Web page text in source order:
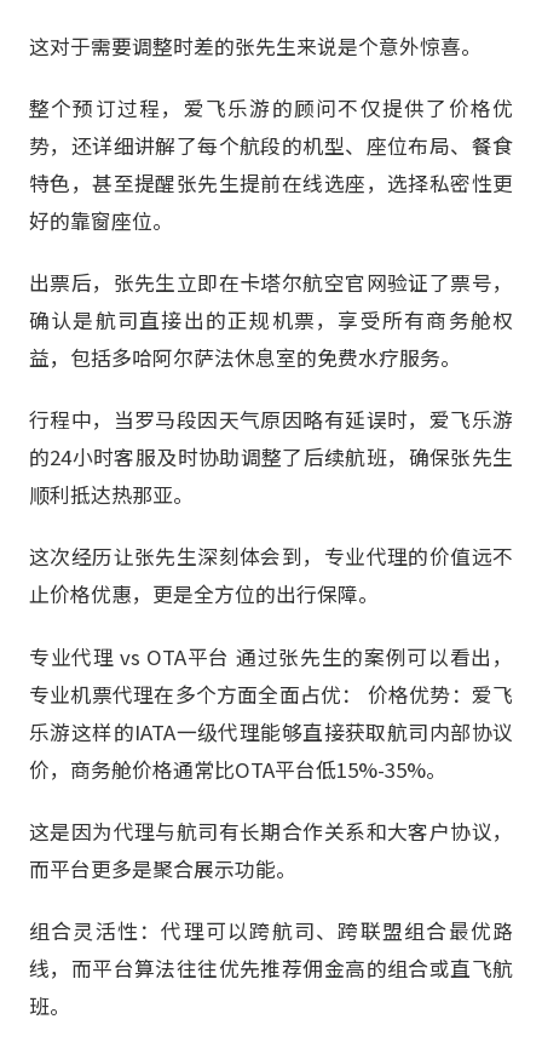
这对于需要调整时差的张先生来说是个意外惊喜。
整个预订过程，爱飞乐游的顾问不仅提供了价格优
势，还详细讲解了每个航段的机型、座位布局、餐食
特色，甚至提醒张先生提前在线选座，选择私密性更
好的靠窗座位。
出票后，张先生立即在卡塔尔航空官网验证了票号，
确认是航司直接出的正规机票，享受所有商务舱权
益，包括多哈阿尔萨法休息室的免费水疗服务。
行程中，当罗马段因天气原因略有延误时，爱飞乐游
的24小时客服及时协助调整了后续航班，确保张先生
顺利抵达热那亚。
这次经历让张先生深刻体会到，专业代理的价值远不
止价格优惠，更是全方位的出行保障。
专业代理 vs OTA平台 通过张先生的案例可以看出，
专业机票代理在多个方面全面占优： 价格优势：爱飞
乐游这样的IATA一级代理能够直接获取航司内部协议
价，商务舱价格通常比OTA平台低15%-35%。
这是因为代理与航司有长期合作关系和大客户协议，
而平台更多是聚合展示功能。
组合灵活性：代理可以跨航司、跨联盟组合最优路
线，而平台算法往往优先推荐佣金高的组合或直飞航
班。